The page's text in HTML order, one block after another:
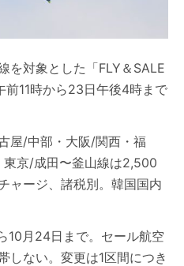
を対象とした「FLY＆SALE
前11時から23日午後4時まで
屋/中部・大阪/関西・福
東京/成田〜釜山線は2,500
ャージ、諸税別。韓国国内
10月24日まで。セール航空
しない。変更は1区間につき